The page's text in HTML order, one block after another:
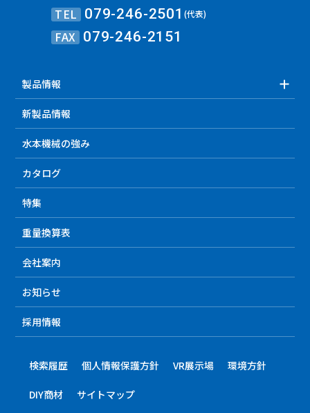
TEL 079-246-2501(代表)
FAX 079-246-2151
製品情報
新製品情報
水本機械の強み
カタログ
特集
重量換算表
会社案内
お知らせ
採用情報
検索履歴 個人情報保護方針 VR展示場 環境方針
DIY商材 サイトマップ